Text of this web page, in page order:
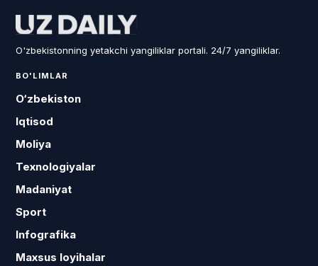
O'zbekistonning yetakchi yangiliklar portali. 24/7 yangiliklar.
BO'LIMLAR
O‘zbekiston
Iqtisod
Moliya
Texnologiyalar
Madaniyat
Sport
Infografika
Maxsus loyihalar